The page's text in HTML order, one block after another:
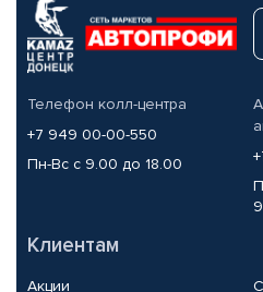
Телефон колл-центра
+7 949 00-00-550
Пн-Вс с 9.00 до 18.00
Клиентам
Акции